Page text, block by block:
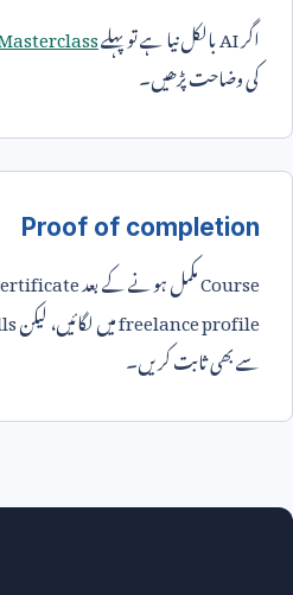
اگرAIبالکل نیا ہے تو پہلے
کی وضاحت پڑھیں۔
Proof of completion
Courseمکمل ہونے کے بعد
freelance profileمیں لگائیں، لیکن
سے بھی ثابت کریں۔